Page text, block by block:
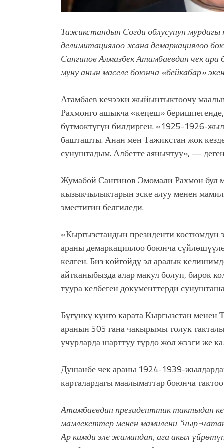
Тажикстандын Согди облусунун
делимитациялоо жана демаркациялоо
Сангинов Алмазбек Атамбаевдин чек
муну анын маселе боюнча «бейкабар»
Атамбаев кечээки жыйынтыктоочу
Рахмонго ашыкча «кеңеш»
бүтмөктүгүн билдирген. «1925-1926-
башташты. Анан мен Тажикстан жок
сунуштадым. Албетте аянычтуу», —
Жумабой Сангинов Эмомали Рахмон бул
кызыкчылыктарын эске алуу менен
эместигин белгиледи.
«Кыргызстандын президенти костюмдун
араны демаркациялоо боюнча
келген. Биз көйгөйдү эл аралык
айтканыбызда алар макул болуп, бирок
туура келбеген документтерди
Бүгүнкү күнгө карата Кыргызстан
аранын 505 гана чакырымы толук
учурларда шарттуу түрдө жол жээги же
Душанбе чек араны 1924-1939-
карталардагы маалыматтар боюнча
Атамбаевдин президенттик тактыдан
мамлекеттер менен мамилени “чыр-
Ар кимди эле жамандап, ага акыл